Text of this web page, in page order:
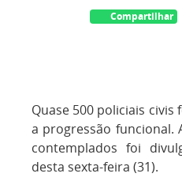
Compartilhar
Quase 500 policiais
a progressão funcional.
contemplados foi
desta sexta-feira (31).